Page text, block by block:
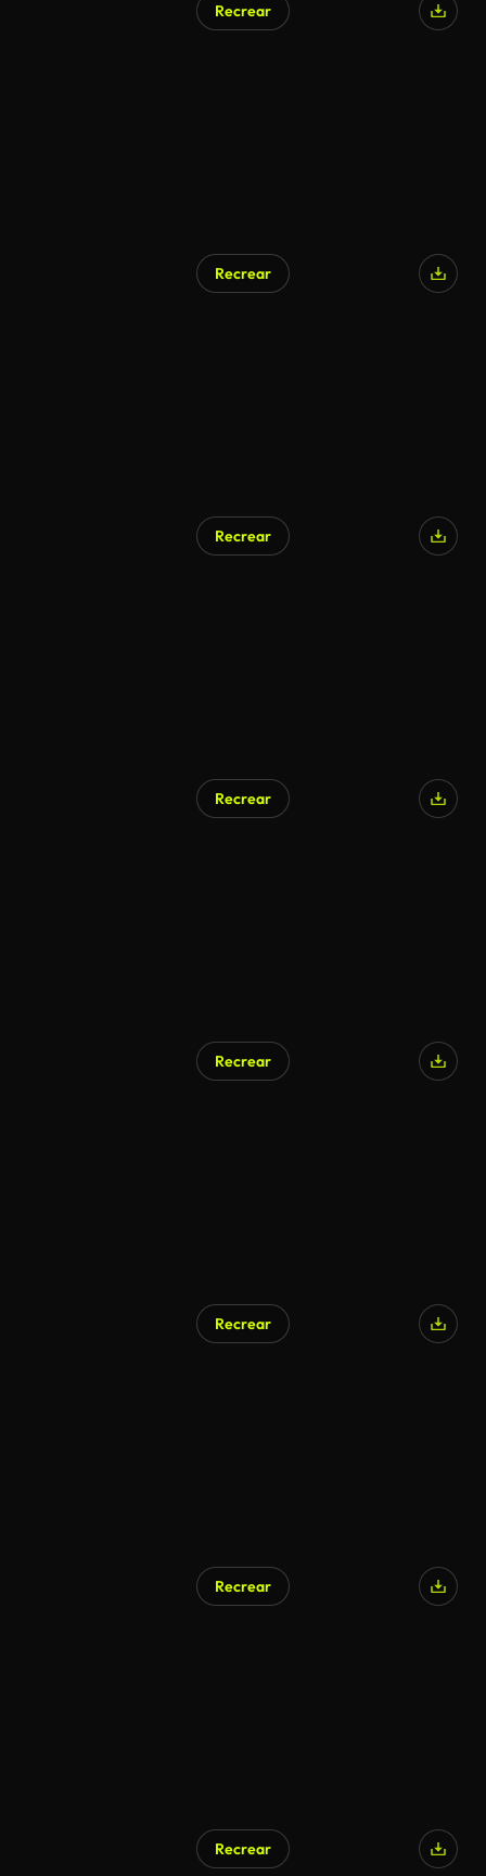
Recrear
Recrear
Recrear
Recrear
Recrear
Recrear
Recrear
Recrear